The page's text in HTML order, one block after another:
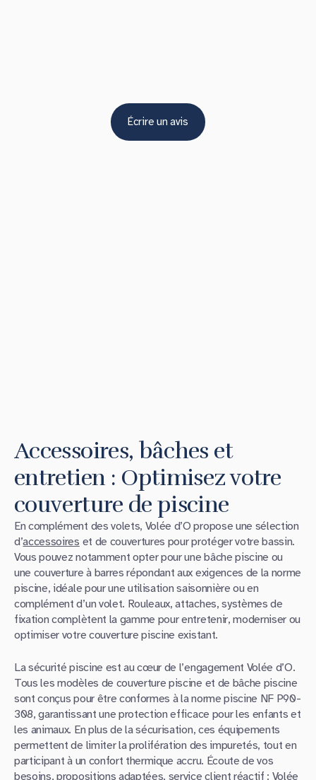
Écrire un avis
Accessoires, bâches et
entretien : Optimisez votre
couverture de piscine
En complément des volets, Volée d’O propose une sélection
d’accessoires et de couvertures pour protéger votre bassin.
Vous pouvez notamment opter pour une bâche piscine ou
une couverture à barres répondant aux exigences de la norme
piscine, idéale pour une utilisation saisonnière ou en
complément d’un volet. Rouleaux, attaches, systèmes de
fixation complètent la gamme pour entretenir, moderniser ou
optimiser votre couverture piscine existant.
La sécurité piscine est au cœur de l’engagement Volée d’O.
Tous les modèles de couverture piscine et de bâche piscine
sont conçus pour être conformes à la norme piscine NF P90-
308, garantissant une protection efficace pour les enfants et
les animaux. En plus de la sécurisation, ces équipements
permettent de limiter la prolifération des impuretés, tout en
participant à un confort thermique accru. Écoute de vos
besoins, propositions adaptées, service client réactif : Volée